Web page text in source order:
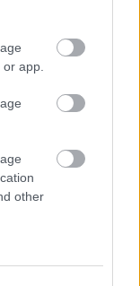
app.
other